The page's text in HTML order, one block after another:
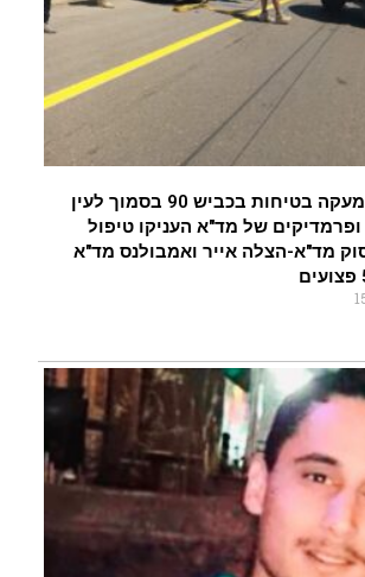
רכב שהתנגש במעקה בטיחות בכביש 90 בסמוך לעין
של מד"א העניקו טיפול
מד"א-הצלה אייר ואמבולנס מד"א